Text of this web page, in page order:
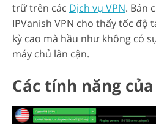
trữ trên các Dịch vụ VPN. Bản
IPVanish VPN cho thấy tốc độ
kỳ cao mà hầu như không có
máy chủ lân cận.
Các tính năng